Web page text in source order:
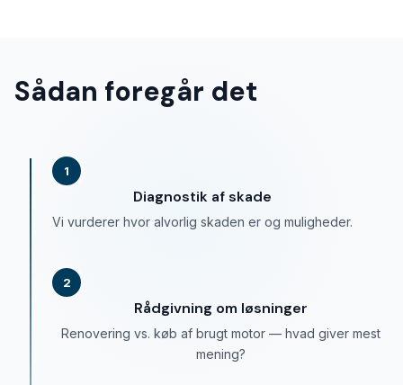
Sådan foregår det
1
Diagnostik af skade
Vi vurderer hvor alvorlig skaden er og muligheder.
2
Rådgivning om løsninger
Renovering vs. køb af brugt motor — hvad giver mest
mening?